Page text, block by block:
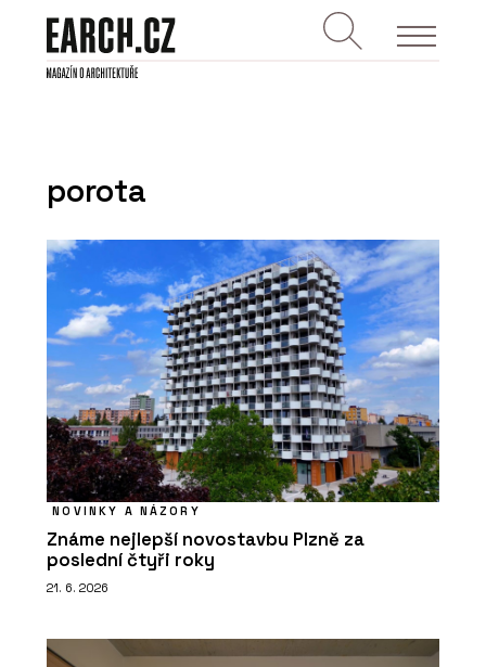
porota
NOVINKY A NÁZORY
Známe nejlepší novostavbu Plzně za
poslední čtyři roky
21. 6. 2026